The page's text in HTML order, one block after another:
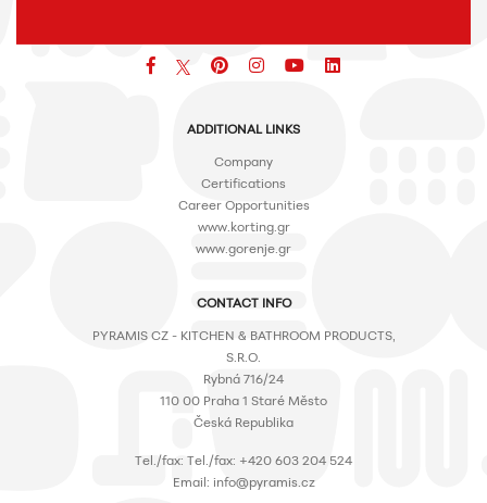
Facebook pinteresticon icon icon
ADDITIONAL LINKS
Company
Certifications
Career Opportunities
www.korting.gr
www.gorenje.gr
CONTACT INFO
PYRAMIS CZ - KITCHEN & BATHROOM PRODUCTS,
S.R.O.
Rybná 716/24
110 00 Praha 1 Staré Město
Česká Republika
Τel./fax: Τel./fax: +420 603 204 524
Email: info@pyramis.cz